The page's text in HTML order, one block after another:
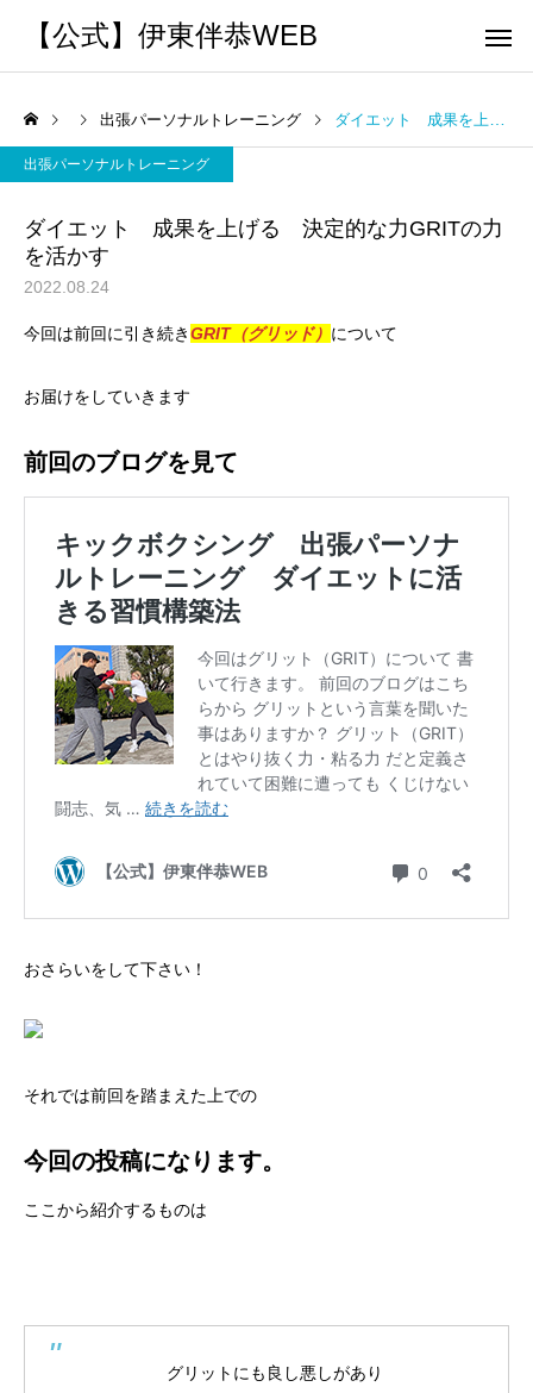
【公式】伊東伴恭WEB
出張 講演 セミナー
ング
痩せますか？｜元日本王者
で答えます
出張パーソナルトレーニング ダイエット 成果を上げる 決定的な力GRITの力を活かす
出張パーソナルトレーニング
ダイエット 成果を上げる 決定的な力GRITの力
を活かす
2022.08.24
今回は前回に引き続きGRIT（グリッド） について
お届けをしていきます
前回のブログを見て
おさらいをして下さい！
それでは前回を踏まえた上での
今回の投稿になります。
ここから紹介するものは
グリットにも良し悪しがあり